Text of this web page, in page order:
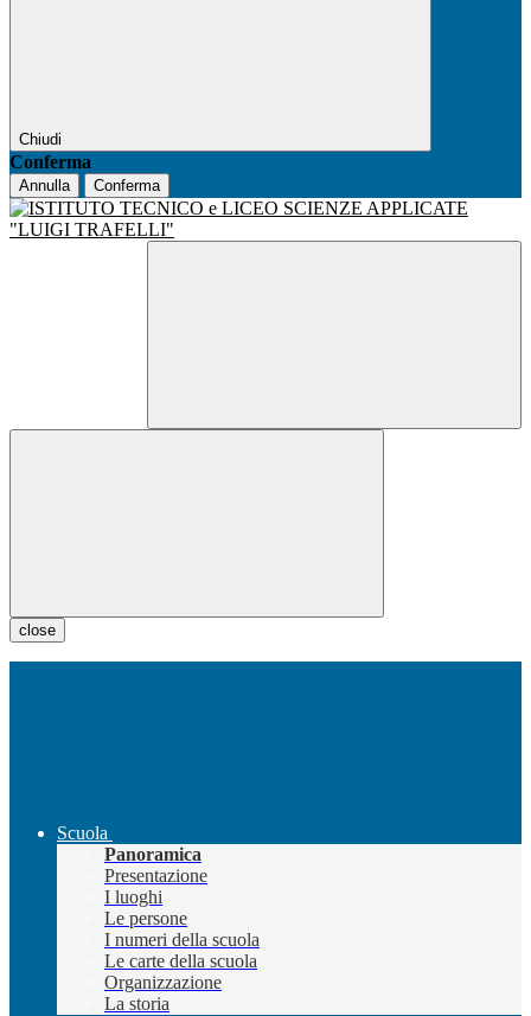
Chiudi
Conferma
Annulla Conferma
close
Scuola
Panoramica
Presentazione
I luoghi
Le persone
I numeri della scuola
Le carte della scuola
Organizzazione
La storia